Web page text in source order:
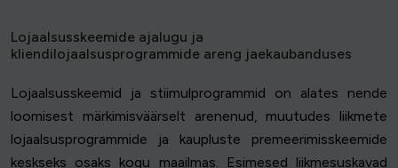
Lojaalsusskeemide ajalugu ja
kliendilojaalsusprogrammide areng jaekaubanduses
Lojaalsusskeemid ja stiimulprogrammid on alates nende
loomisest märkimisväärselt arenenud, muutudes liikmete
lojaalsusprogrammide ja kaupluste premeerimisskeemide
keskseks osaks kogu maailmas. Esimesed liikmesuskavad